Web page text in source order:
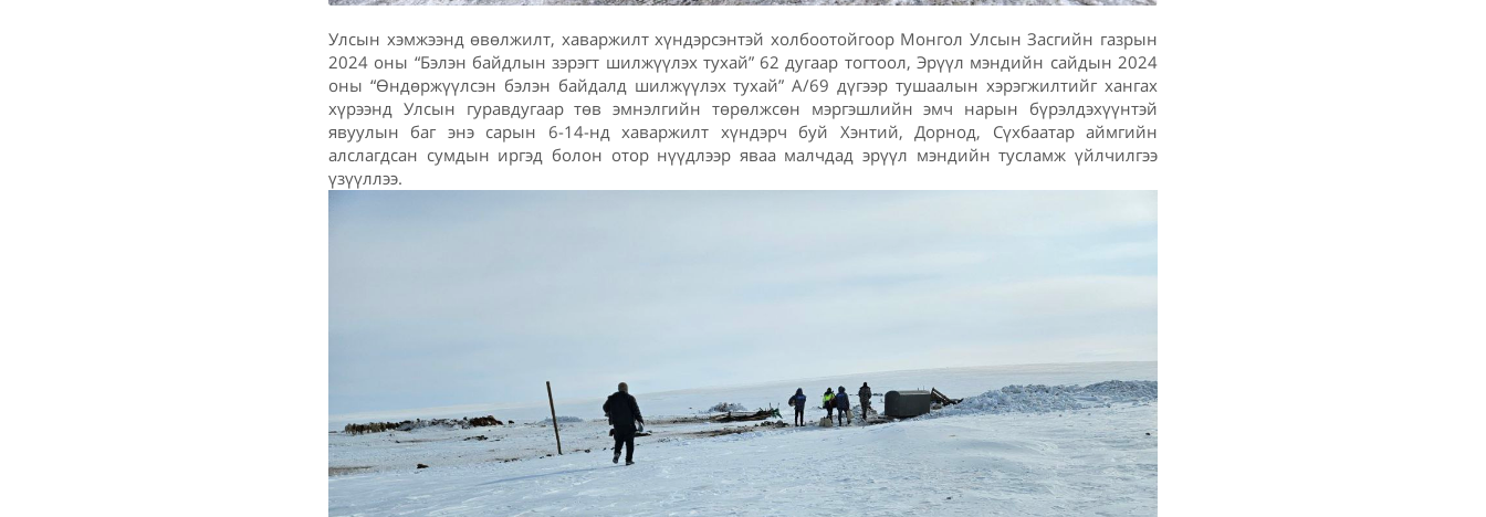
Улсын хэмжээнд өвөлжилт, хаваржилт хүндэрсэнтэй холбоотойгоор Монгол Улсын Засгийн газрын
2024 оны “Бэлэн байдлын зэрэгт шилжүүлэх тухай” 62 дугаар тогтоол, Эрүүл мэндийн сайдын 2024
оны “Өндөржүүлсэн бэлэн байдалд шилжүүлэх тухай” А/69 дүгээр тушаалын хэрэгжилтийг хангах
хүрээнд Улсын гуравдугаар төв эмнэлгийн төрөлжсөн мэргэшлийн эмч нарын бүрэлдэхүүнтэй
явуулын баг энэ сарын 6-14-нд хаваржилт хүндэрч буй Хэнтий, Дорнод, Сүхбаатар аймгийн
алслагдсан сумдын иргэд болон отор нүүдлээр яваа малчдад эрүүл мэндийн тусламж үйлчилгээ
үзүүллээ.